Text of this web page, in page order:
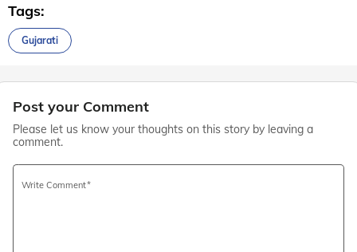
Tags:
Gujarati
Post your Comment
Please let us know your thoughts on this story by leaving a
comment.
Write Comment